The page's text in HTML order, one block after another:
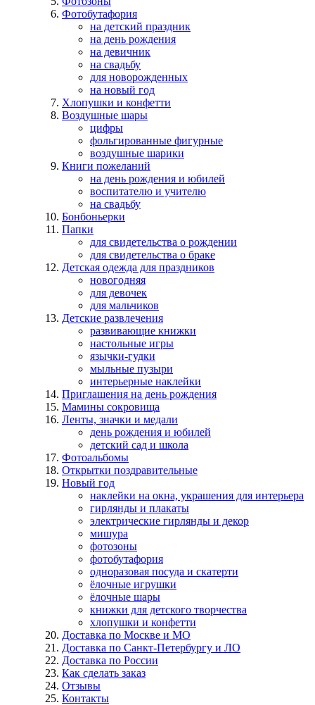
Фотобутафория
на детский праздник
на день рождения
на девичник
на свадьбу
для новорожденных
на новый год
Хлопушки и конфетти
Воздушные шары
цифры
фольгированные фигурные
воздушные шарики
Книги пожеланий
на день рождения и юбилей
воспитателю и учителю
на свадьбу
Бонбоньерки
Папки
для свидетельства о рождении
для свидетельства о браке
Детская одежда для праздников
новогодняя
для девочек
для мальчиков
Детские развлечения
развивающие книжки
настольные игры
язычки-гудки
мыльные пузыри
интерьерные наклейки
Приглашения на день рождения
Мамины сокровища
Ленты, значки и медали
день рождения и юбилей
детский сад и школа
Фотоальбомы
Открытки поздравительные
Новый год
наклейки на окна, украшения для интерьера
гирлянды и плакаты
электрические гирлянды и декор
мишура
фотозоны
фотобутафория
одноразовая посуда и скатерти
ёлочные игрушки
ёлочные шары
книжки для детского творчества
хлопушки и конфетти
Доставка по Москве и МО
Доставка по Санкт-Петербургу и ЛО
Доставка по России
Как сделать заказ
Отзывы
Контакты